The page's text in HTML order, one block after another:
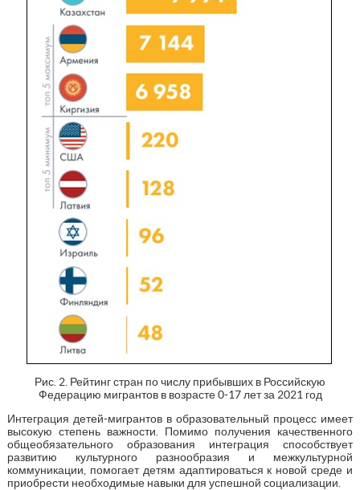
Рис. 2. Рейтинг стран по числу прибывших в Российскую
Федерацию мигрантов в возрасте 0-17 лет за 2021 год
Интеграция детей-мигрантов в образовательный процесс имеет
высокую степень важности. Помимо получения качественного
общеобязательного образования интеграция способствует
развитию культурного разнообразия и межкультурной
коммуникации, помогает детям адаптироваться к новой среде и
приобрести необходимые навыки для успешной социализации.